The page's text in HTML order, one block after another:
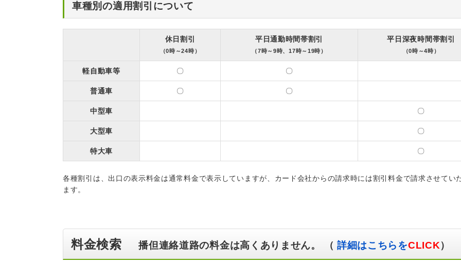
車種別の適用割引について
休日割引
（0時～24時）
平日通勤時間帯割引
（7時～9時、17時～19時）
平日深夜時間帯割引
（0時～4時）
軽自動車等 〇 〇
普通車 〇 〇
中型車 〇
大型車 〇
特大車 〇
各種割引は、出口の表示料金は通常料金で表示していますが、カード会社からの請求時には割引料金で請求させてい
ます。
料金検索播但連絡道路の料金は高くありません。 （ 詳細はこちらをCLICK）